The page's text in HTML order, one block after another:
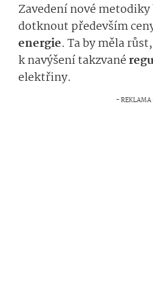
Zavedení nové metodiky
dotknout především
energie. Ta by měla
k navýšení takzvané
elektřiny.